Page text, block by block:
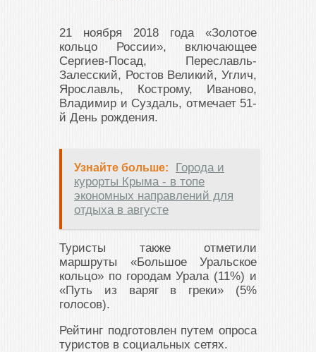
21 ноября 2018 года «Золотое
кольцо России», включающее
Сергиев-Посад, Переславль-
Залесский, Ростов Великий, Углич,
Ярославль, Кострому, Иваново,
Владимир и Суздаль, отмечает 51-
й День рождения.
Узнайте больше:
Города и
курорты Крыма - в топе
экономных направлений для
отдыха в августе
Туристы также отметили
маршруты «Большое Уральское
кольцо» по городам Урала (11%) и
«Путь из варяг в греки» (5%
голосов).
Рейтинг подготовлен путем опроса
туристов в социальных сетях.